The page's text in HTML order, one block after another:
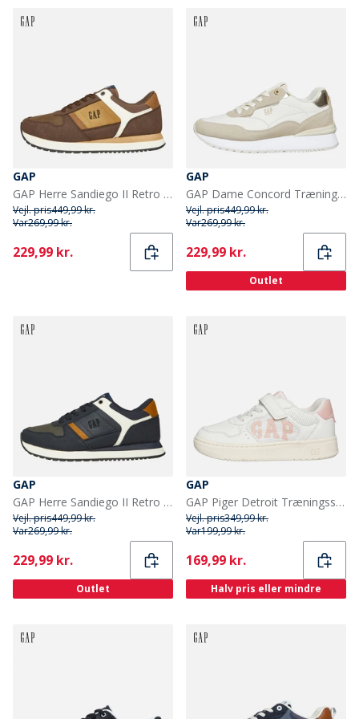
GAP
GAP Herre Sandiego II Retro Træningssko Brun
Vejl. pris449,99 kr.
Var269,99 kr.
Current
229,99 kr.
GAP
GAP Dame Concord Træningssko Sand
Vejl. pris449,99 kr.
Var269,99 kr.
Current
229,99 kr.
Outlet
GAP
GAP Herre Sandiego II Retro Sneakers Navy
Vejl. pris449,99 kr.
Var269,99 kr.
Current
229,99 kr.
Outlet
GAP
GAP Piger Detroit Træningssko Off-white/Lys Pink Off-White Light Pink
Vejl. pris349,99 kr.
Var199,99 kr.
Current
169,99 kr.
Halv pris eller mindre